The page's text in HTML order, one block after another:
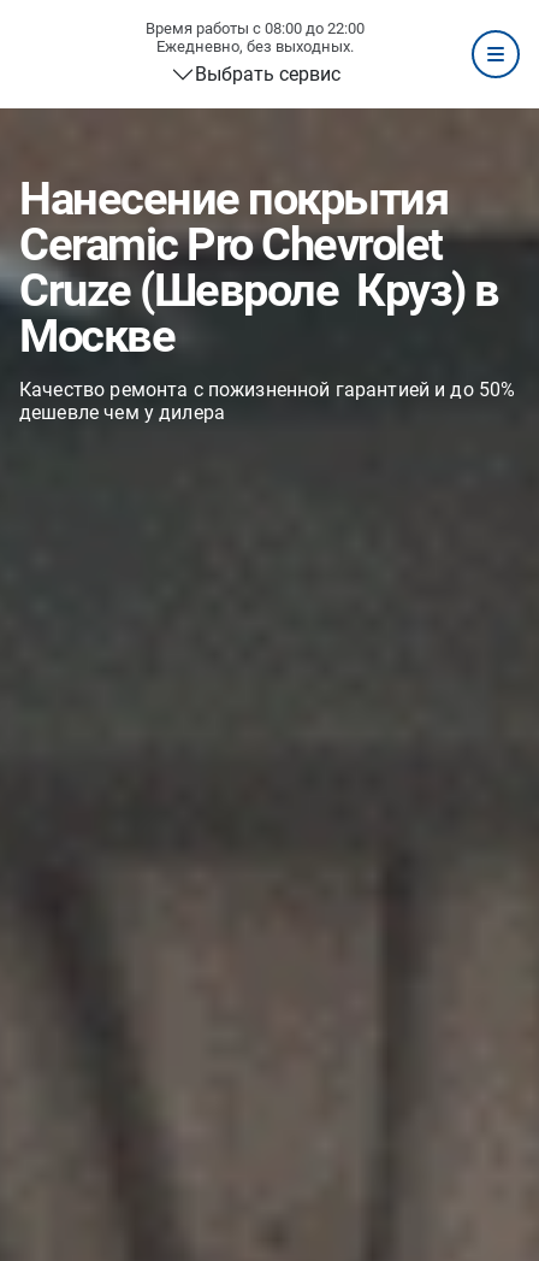
Время работы с 08:00 до 22:00
Ежедневно, без выходных.
Выбрать сервис
Нанесение покрытия
Ceramic Pro Chevrolet
Cruze (Шевроле Круз) в
Москве
Качество ремонта с пожизненной гарантией и до 50%
дешевле чем у дилера